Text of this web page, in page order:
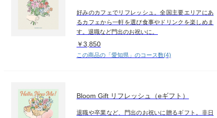
好みのカフェでリフレッシュ。全国主要エリアにあ
るカフェから一軒を選び食事やドリンクを楽しめま
す。退職など門出のお祝いに。
￥3,850
この商品の「愛知県」のコース数(4)
Bloom Gift リフレッシュ（eギフト）
退職や卒業など、門出のお祝いに贈るギフト。非日